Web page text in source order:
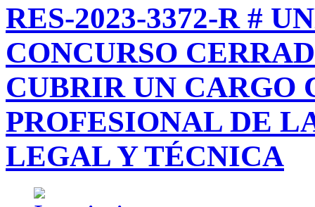
RES-2023-3372-R #
CONCURSO
CUBRIR UN CARGO
PROFESIONAL DE
LEGAL Y TÉCNICA